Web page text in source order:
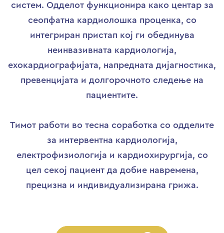
систем. Одделот функционира како центар за
сеопфатна кардиолошка проценка, со
интегриран пристап кој ги обединува
неинвазивната кардиологија,
ехокардиографијата, напредната дијагностика,
превенцијата и долгорочното следење на
пациентите.
Тимот работи во тесна соработка со одделите
за интервентна кардиологија,
електрофизиологија и кардиохирургија, со
цел секој пациент да добие навремена,
прецизна и индивидуализирана грижа.